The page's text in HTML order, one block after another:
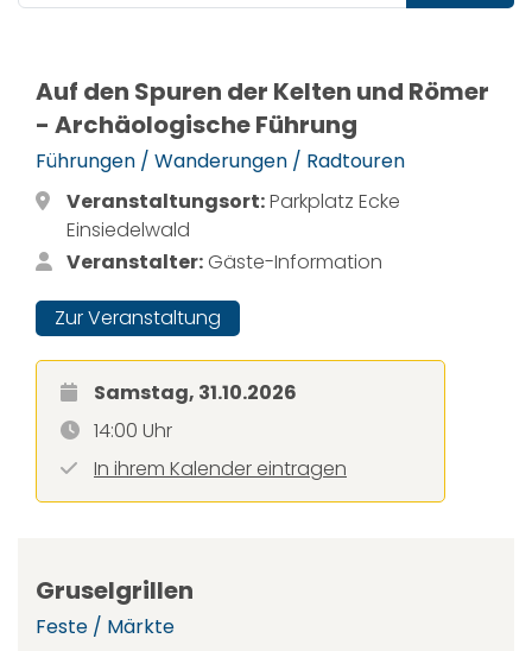
Auf den Spuren der Kelten und Römer
- Archäologische Führung
Führungen / Wanderungen / Radtouren
Veranstaltungsort:Parkplatz Ecke
Einsiedelwald
Veranstalter: Gäste-Information
Zur Veranstaltung
Samstag, 31.10.2026
14:00 Uhr
In ihrem Kalender eintragen
Gruselgrillen
Feste / Märkte